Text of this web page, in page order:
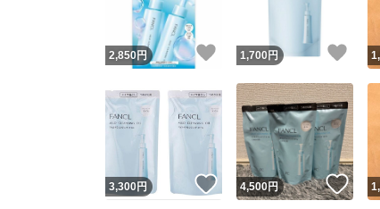
2,850円 いいね！
1,700 円 い
3,300円 いいね！
4,500円 い